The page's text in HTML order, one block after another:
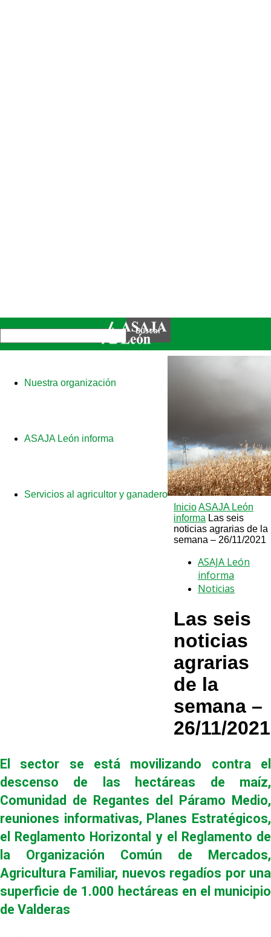
Nuestra organización
ASAJA León informa
Servicios al agricultor y ganadero
InicioASAJA León
informa Las seis
noticias agrarias de la
semana – 26/11/2021
ASAJA León
informa
Noticias
Las seis
noticias
agrarias
de la
semana –
26/11/2021
El sector se está movilizando contra el
descenso de las hectáreas de maíz,
Comunidad de Regantes del Páramo Medio,
reuniones informativas, Planes Estratégicos,
el Reglamento Horizontal y el Reglamento de
la Organización Común de Mercados,
Agricultura Familiar, nuevos regadíos por una
superficie de 1.000 hectáreas en el municipio
de Valderas